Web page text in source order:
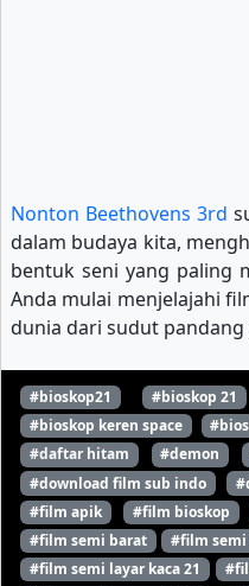
Nonton Beethovens 3rd
dalam budaya kita,
bentuk seni yang paling
Anda mulai menjelajahi
dunia dari sudut
#bioskop21 #bioskop 21
#bioskop keren space
#daftar hitam
#demon
#download film sub indo
#film apik
#film bioskop
#film semi barat
#film
#film semi layar kaca 21